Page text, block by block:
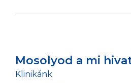
Mosolyod a mi
Klinikánk